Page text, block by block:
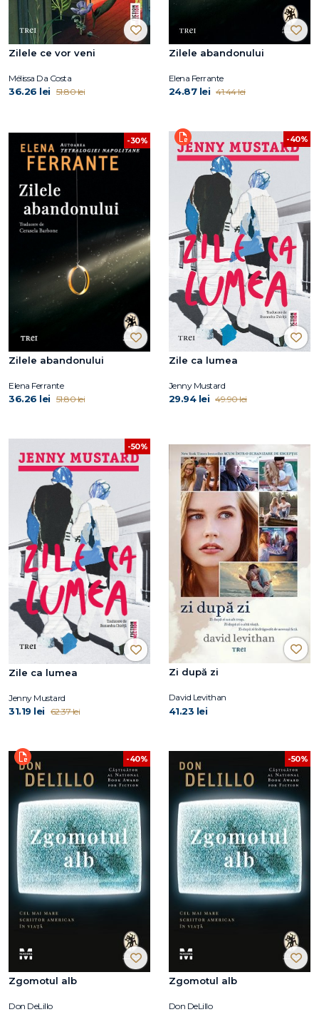
Zilele ce vor veni
Mélissa Da Costa
36.26 lei 51.80 lei
Zilele abandonului
Elena Ferrante
24.87 lei 41.44 lei
-30%
Zilele abandonului
Elena Ferrante
36.26 lei 51.80 lei
-40%
Zile ca lumea
Jenny Mustard
29.94 lei 49.90 lei
-50%
Zile ca lumea
Jenny Mustard
31.19 lei 62.37 lei
Zi după zi
David Levithan
41.23 lei
-40%
Zgomotul alb
Don DeLillo
-50%
Zgomotul alb
Don DeLillo